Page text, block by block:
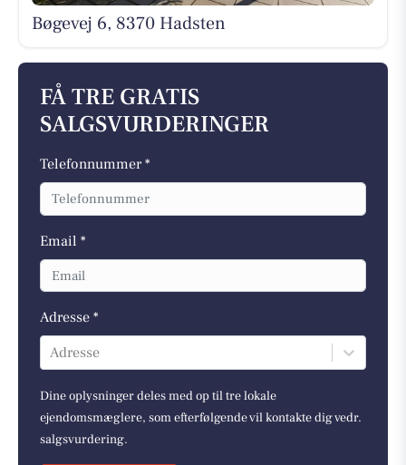
Bøgevej 6, 8370 Hadsten
FÅ TRE GRATIS
SALGSVURDERINGER
Telefonnummer *
Email *
Adresse *
Adresse
Dine oplysninger deles med op til tre lokale
ejendomsmæglere, som efterfølgende vil kontakte dig vedr.
salgsvurdering.